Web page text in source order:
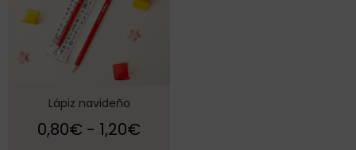
Lápiz navideño
0,80€ - 1,20€